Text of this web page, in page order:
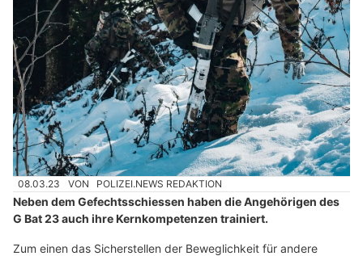
08.03.23 VON POLIZEI.NEWS REDAKTION
Neben dem Gefechtsschiessen haben die Angehörigen des
G Bat 23 auch ihre Kernkompetenzen trainiert.
Zum einen das Sicherstellen der Beweglichkeit für andere